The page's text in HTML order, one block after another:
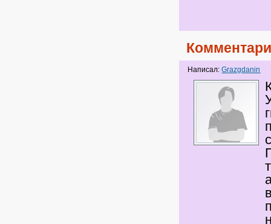
Написал:Grazgdanin